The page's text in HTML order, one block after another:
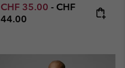
Minimum sale price:
CHF 35.00 - Maximum
CHF
44.00